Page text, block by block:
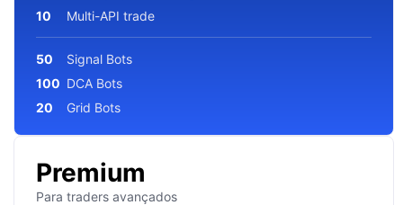
10
Multi-API trade
50
Signal Bots
100 DCA Bots
20
Grid Bots
Premium
Para traders avançados